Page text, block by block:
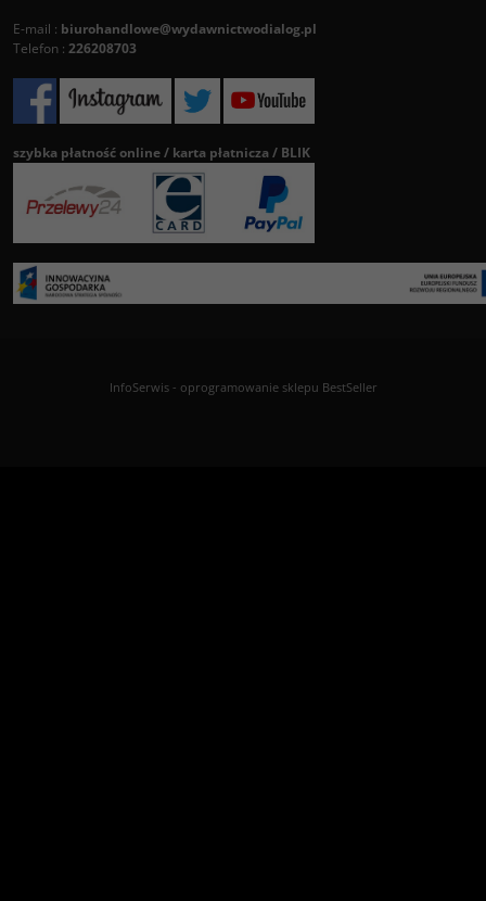
E-mail : biurohandlowe@wydawnictwodialog.pl
Telefon : 226208703
szybka płatność online / karta płatnicza / BLIK
InfoSerwis- oprogramowanie sklepu BestSeller